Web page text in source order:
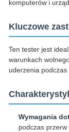
komputerów i
Kluczowe
Ten tester jest
warunkach
uderzenia podczas
Wymagania
podczas przerw